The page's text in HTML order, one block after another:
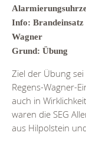
Info: Brandeinsatz
Wagner
Grund: Übung
Ziel der Übung
Regens-Wagner-
auch in
waren die SEG
aus Hilpolstein